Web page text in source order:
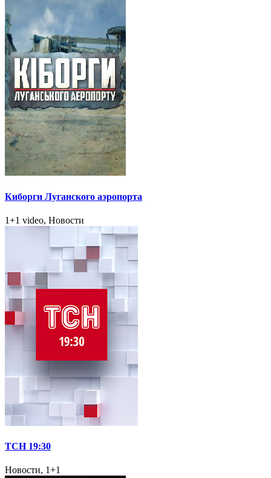
Киборги Луганского аэропорта
1+1 video, Новости
ТСН 19:30
Новости, 1+1